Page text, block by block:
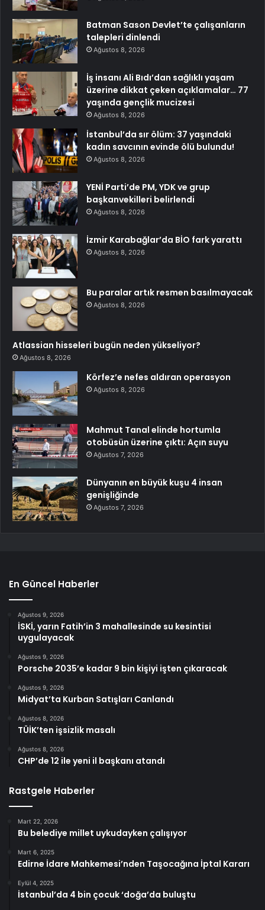
Batman Sason Devlet’te çalışanların
talepleri dinlendi
Ağustos 8, 2026
İş insanı Ali Bıdı’dan sağlıklı yaşam
üzerine dikkat çeken açıklamalar… 77
yaşında gençlik mucizesi
Ağustos 8, 2026
İstanbul’da sır ölüm: 37 yaşındaki
kadın savcının evinde ölü bulundu!
Ağustos 8, 2026
YENİ Parti’de PM, YDK ve grup
başkanvekilleri belirlendi
Ağustos 8, 2026
İzmir Karabağlar’da BİO fark yarattı
Ağustos 8, 2026
Bu paralar artık resmen basılmayacak
Ağustos 8, 2026
Atlassian hisseleri bugün neden yükseliyor?
Ağustos 8, 2026
Körfez’e nefes aldıran operasyon
Ağustos 8, 2026
Mahmut Tanal elinde hortumla
otobüsün üzerine çıktı: Açın suyu
Ağustos 7, 2026
Dünyanın en büyük kuşu 4 insan
genişliğinde
Ağustos 7, 2026
En Güncel Haberler
Ağustos 9, 2026
İSKİ, yarın Fatih’in 3 mahallesinde su kesintisi
uygulayacak
Ağustos 9, 2026
Porsche 2035’e kadar 9 bin kişiyi işten çıkaracak
Ağustos 9, 2026
Midyat’ta Kurban Satışları Canlandı
Ağustos 8, 2026
TÜİK’ten işsizlik masalı
Ağustos 8, 2026
CHP’de 12 ile yeni il başkanı atandı
Rastgele Haberler
Mart 22, 2026
Bu belediye millet uykudayken çalışıyor
Mart 6, 2025
Edirne İdare Mahkemesi’nden Taşocağına İptal Kararı
Eylül 4, 2025
İstanbul’da 4 bin çocuk ‘doğa’da buluştu